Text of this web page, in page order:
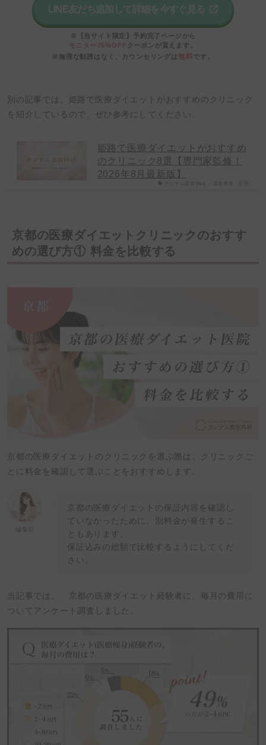
LINE友だち追加して詳細を今すぐ見る
※【当サイト限定】予約完了ページから
モニター75%OFF クーポンが貰えます。
※無理な勧誘はなく、カウンセリングは 無料です。
別の記事では、姫路で医療ダイエットがおすすめのクリニック
を紹介しているので、ぜひ参考にしてください。
姫路で医療ダイエットがおすすめ
のクリニック8選【専門家監修！
2026年8月最新版】
京都の医療ダイエットクリニックのおすす
めの選び方① 料金を比較する
京都の医療ダイエットのクリニックを選ぶ際は、クリニックご
とに料金を確認して選ぶことをおすすめします。
京都の医療ダイエットの保証内容を確認し
ていなかったために、別料金が発生するこ
ともあります。
保証込みの総額で比較するようにしてくだ
さい。
当記事では、 京都の医療ダイエット経験者に、毎月の費用に
ついてアンケート調査しました。